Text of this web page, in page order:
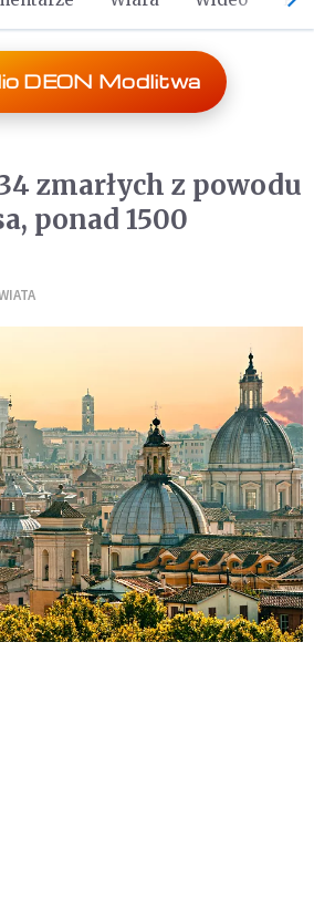
DEON Modlitwa
zmarłych z powodu
ponad 1500